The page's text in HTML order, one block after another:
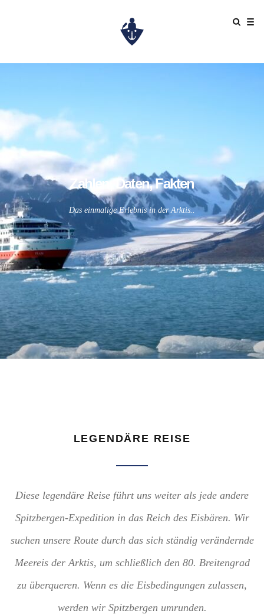
Zahlen, Daten, Fakten
Das einmalige Erlebnis in der Arktis..
LEGENDÄRE REISE
Diese legendäre Reise führt uns weiter als jede andere
Spitzbergen-Expedition in das Reich des Eisbären. Wir
suchen unsere Route durch das sich ständig verändernde
Meereis der Arktis, um schließlich den 80. Breitengrad
zu überqueren. Wenn es die Eisbedingungen zulassen,
werden wir Spitzbergen umrunden.